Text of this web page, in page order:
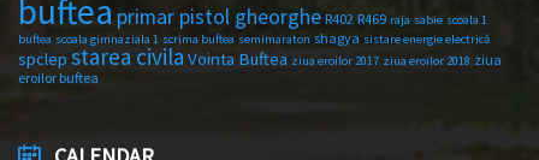
buftea primar pistol gheorghe R402 R469 raja sabie scoala 1
buftea scoala gimnaziala 1 scrima buftea semimaraton shagya sistare energie electrică
spclep starea civila Vointa Buftea ziua eroilor 2017 ziua eroilor 2018 ziua
eroilor buftea